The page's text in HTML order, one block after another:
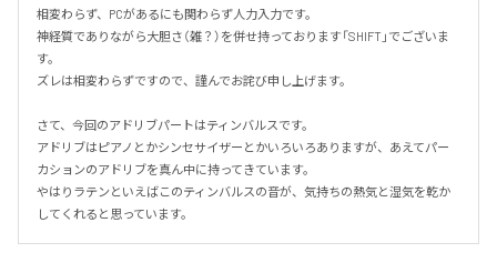
相変わらず、PCがあるにも関わらず人力入力です。
神経質でありながら大胆さ（雑？）を併せ持っております「SHIFT」でございま
す。
ズレは相変わらずですので、謹んでお詫び申し上げます。
さて、今回のアドリブパートはティンバルスです。
アドリブはピアノとかシンセサイザーとかいろいろありますが、あえてパー
カションのアドリブを真ん中に持ってきています。
やはりラテンといえばこのティンバルスの音が、気持ちの熱気と湿気を乾か
してくれると思っています。